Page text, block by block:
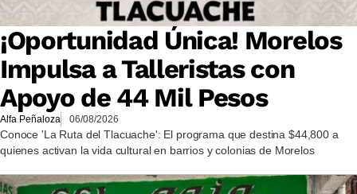
¡Oportunidad Única! Morelos
Impulsa a Talleristas con
Apoyo de 44 Mil Pesos
Alfa Peñaloza 06/08/2026
Conoce 'La Ruta del Tlacuache': El programa que destina $44,800 a
quienes activan la vida cultural en barrios y colonias de Morelos